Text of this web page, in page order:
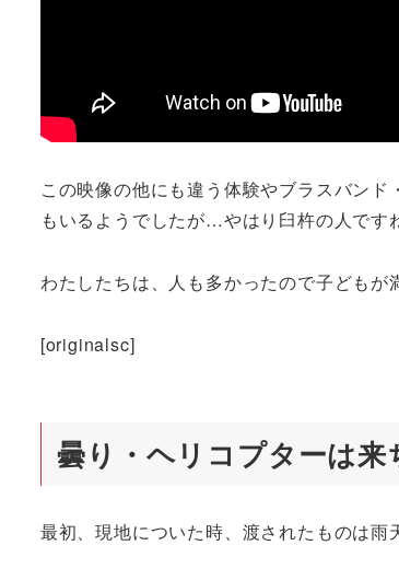
この映像の他にも違う体験やブラスバン
もいるようでしたが…やはり臼杵の人です
わたしたちは、人も多かったので子どもが
[originalsc]
曇り・ヘリコプターは来
最初、現地についた時、渡されたものは雨